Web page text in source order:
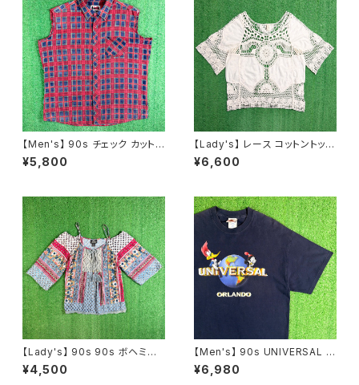
【Men's】 90s チェック カットオ
フ フランネル ノースリーブ シャ
ツ / 90年代 ベスト 古着 ネルシ
¥5,800
【Lady's】 レース コットントップ
ス / 古着 レディース 半袖 N148
8
¥6,600
【Lady's】 90s 90s ボヘミア
ン パッチワーク柄 レース プルオ
ーバー トップス / 90年代 半袖
¥4,500
【Men's】 90s UNIVERSAL S
TUDIO ロゴ Tシャツ / 90年代
ティーシャツ T-Shirt 古着 ウッ
¥6,980